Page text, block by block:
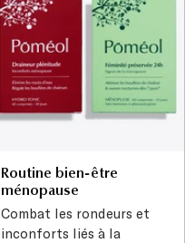
Routine bien-être
ménopause
Combat les rondeurs et
inconforts liés à la